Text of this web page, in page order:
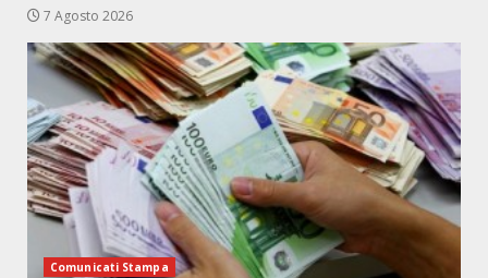
7 Agosto 2026
Comunicati Stampa